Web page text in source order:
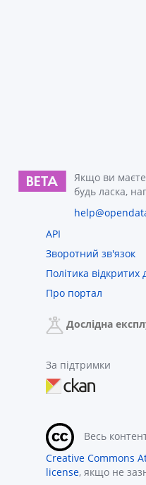
Якщо ви
будь ласка,
API
Зворотний зв'язок
Політика відкритих
Про портал
Дослідна
За підтримки
Весь
Creative Commons
license, якщо не